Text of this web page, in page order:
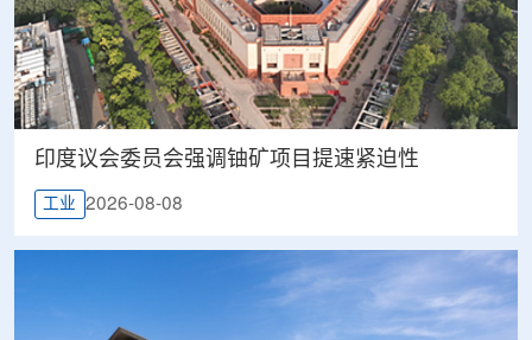
印度议会委员会强调铀矿项目提速紧迫性
工业 2026-08-08